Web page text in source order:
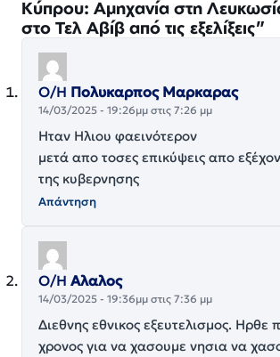
Κύπρου: Αμηχανία στη
στο Τελ Αβίβ από τις εξελίξεις”
Ο/Η Πολυκαρπος Μαρκαρας
14/03/2025 - 19:26μμ στις 7:26 μμ
Ηταν Ηλιου φαεινότερον
μετά απο τοσες επικύψεις απο
της κυβερνησης
Απάντηση
Ο/Η Αλαλος
14/03/2025 - 19:36μμ στις 7:36 μμ
Διεθνης εθνικος εξευτελισμος. Ηρθε
χρονος για να χασουμε νησια να